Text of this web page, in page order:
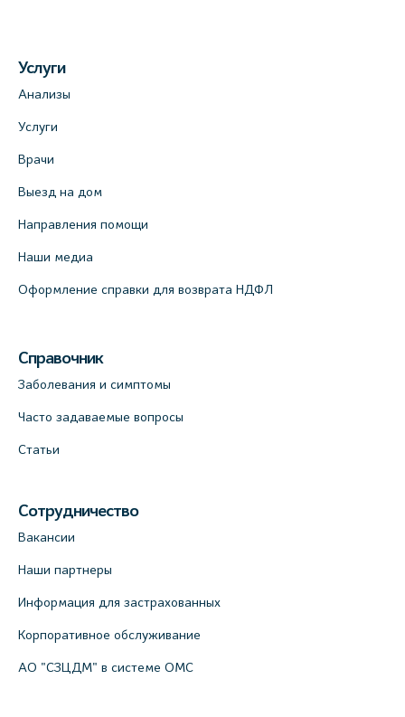
Услуги
Анализы
Услуги
Врачи
Выезд на дом
Направления помощи
Наши медиа
Оформление справки для возврата НДФЛ
Справочник
Заболевания и симптомы
Часто задаваемые вопросы
Статьи
Сотрудничество
Вакансии
Наши партнеры
Информация для застрахованных
Корпоративное обслуживание
АО "СЗЦДМ" в системе ОМС